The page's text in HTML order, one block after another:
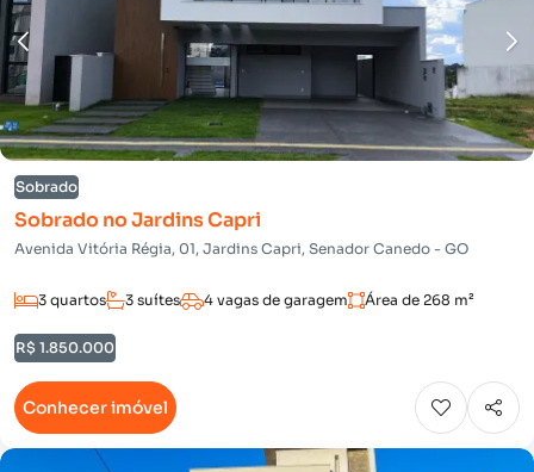
Sobrado
Sobrado no Jardins Capri
Avenida Vitória Régia, 01, Jardins Capri, Senador Canedo - GO
3 quartos 3 suítes 4 vagas de garagem Área de 268 m²
R$ 1.850.000
Conhecer imóvel